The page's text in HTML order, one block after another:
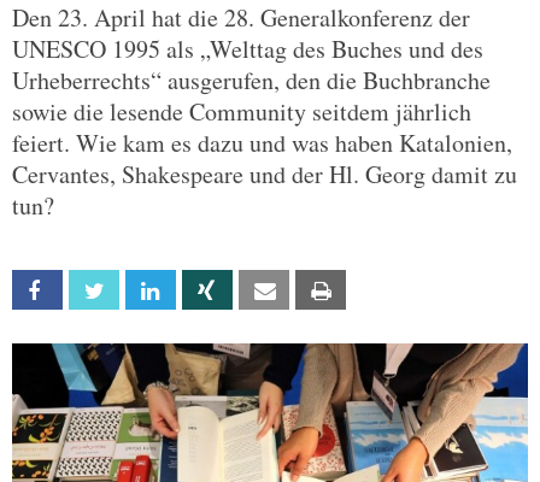
Den 23. April hat die 28. Generalkonferenz der
UNESCO 1995 als „Welttag des Buches und des
Urheberrechts“ ausgerufen, den die Buchbranche
sowie die lesende Community seitdem jährlich
feiert. Wie kam es dazu und was haben Katalonien,
Cervantes, Shakespeare und der Hl. Georg damit zu
tun?
Facebook Twitter Linkedin Xing Email